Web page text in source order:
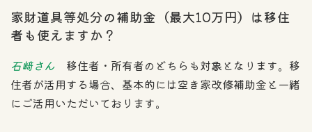
家財道具等処分の補助金（最大10万円）は移住
者も使えますか？
石﨑さん 移住者・所有者のどちらも対象となります。移
住者が活用する場合、基本的には空き家改修補助金と一緒
にご活用いただいております。